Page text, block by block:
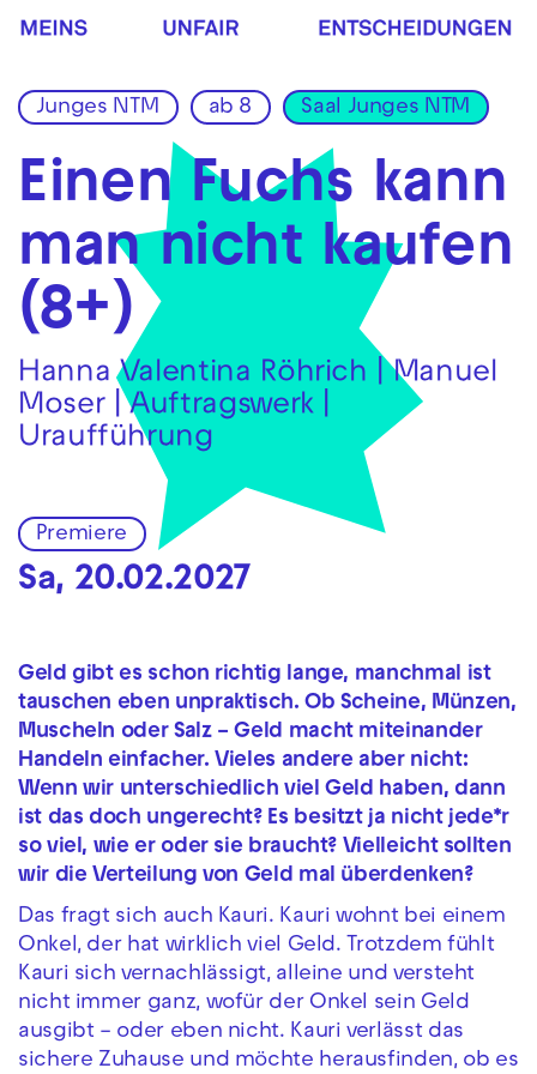
Zur Hauptnavigation springen
Junges NTM
ab 8 Saal Junges NTM
Einen Fuchs kann
man nicht kaufen
(8+)
Hanna Valentina Röhrich | Manuel
Moser | Auftragswerk |
Uraufführung
Premiere
Sa, 20.02.2027
Geld gibt es schon richtig lange, manchmal ist
tauschen eben unpraktisch. Ob Scheine, Münzen,
Muscheln oder Salz – Geld macht miteinander
Handeln einfacher. Vieles andere aber nicht:
Wenn wir unterschiedlich viel Geld haben, dann
ist das doch ungerecht? Es besitzt ja nicht jede*r
so viel, wie er oder sie braucht? Vielleicht sollten
wir die Verteilung von Geld mal überdenken?
Das fragt sich auch Kauri. Kauri wohnt bei einem
Onkel, der hat wirklich viel Geld. Trotzdem fühlt
Kauri sich vernachlässigt, alleine und versteht
nicht immer ganz, wofür der Onkel sein Geld
ausgibt – oder eben nicht. Kauri verlässt das
sichere Zuhause und möchte herausfinden, ob es